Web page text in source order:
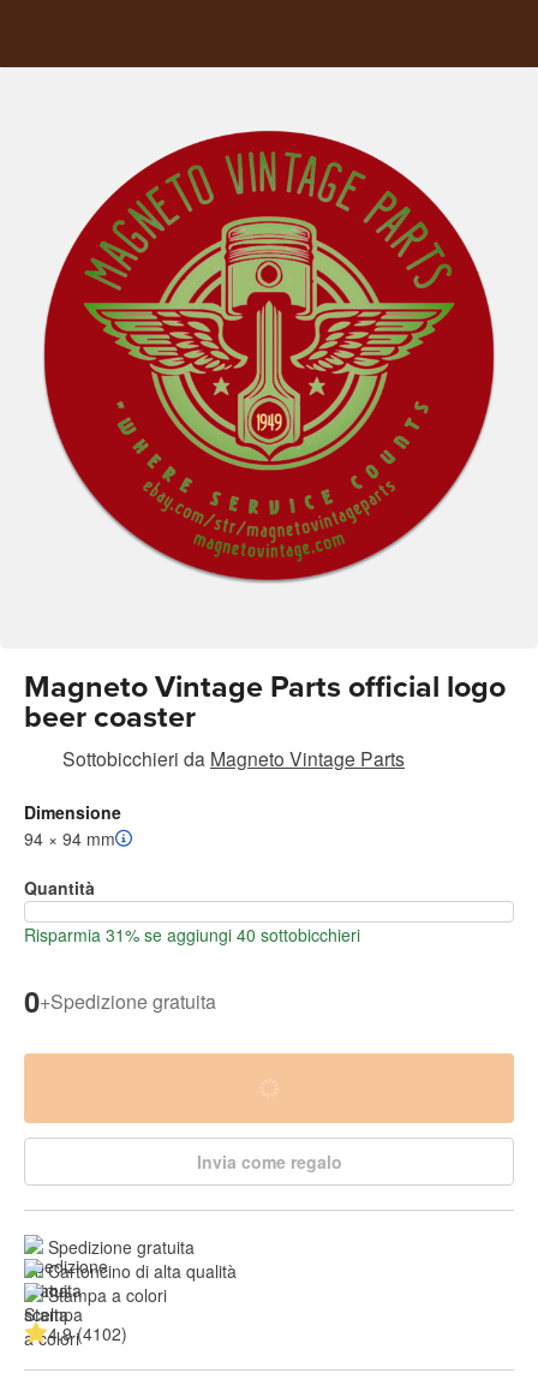
Magneto Vintage Parts official logo
beer coaster
Sottobicchieri da Magneto Vintage Parts
Dimensione
94 × 94 mm
Quantità
Risparmia 31% se aggiungi 40 sottobicchieri
0+Spedizione gratuita
Invia come regalo
Spedizione gratuita
Cartoncino di alta qualità
Stampa a colori
4.9 (4102)